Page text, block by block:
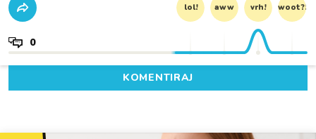
lol! aww vrh! woot?!
0
KOMENTIRAJ